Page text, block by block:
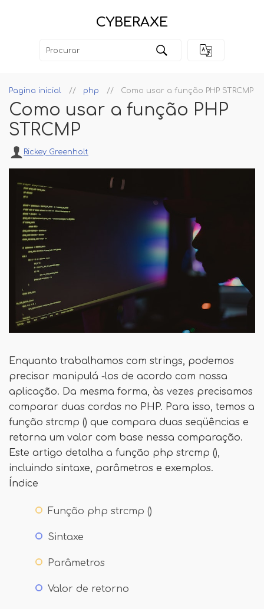
CYBERAXE
Pagina inicial php Como usar a função PHP STRCMP
Como usar a função PHP
STRCMP
Rickey Greenholt
Enquanto trabalhamos com strings, podemos
precisar manipulá -los de acordo com nossa
aplicação. Da mesma forma, às vezes precisamos
comparar duas cordas no PHP. Para isso, temos a
função strcmp () que compara duas seqüências e
retorna um valor com base nessa comparação.
Este artigo detalha a função php strcmp (),
incluindo sintaxe, parâmetros e exemplos.
Índice
Função php strcmp ()
Sintaxe
Parâmetros
Valor de retorno